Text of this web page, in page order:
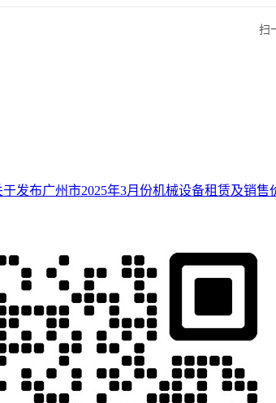
扫
发布广州市2025年3月份机械设备租赁及销售